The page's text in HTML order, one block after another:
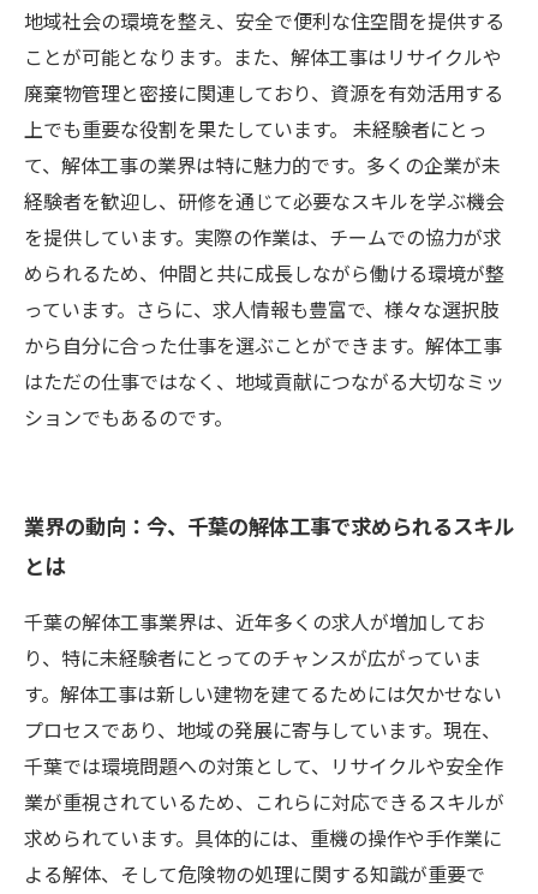
地域社会の環境を整え、安全で便利な住空間を提供する
ことが可能となります。また、解体工事はリサイクルや
廃棄物管理と密接に関連しており、資源を有効活用する
上でも重要な役割を果たしています。 未経験者にとっ
て、解体工事の業界は特に魅力的です。多くの企業が未
経験者を歓迎し、研修を通じて必要なスキルを学ぶ機会
を提供しています。実際の作業は、チームでの協力が求
められるため、仲間と共に成長しながら働ける環境が整
っています。さらに、求人情報も豊富で、様々な選択肢
から自分に合った仕事を選ぶことができます。解体工事
はただの仕事ではなく、地域貢献につながる大切なミッ
ションでもあるのです。
業界の動向：今、千葉の解体工事で求められるスキル
とは
千葉の解体工事業界は、近年多くの求人が増加してお
り、特に未経験者にとってのチャンスが広がっていま
す。解体工事は新しい建物を建てるためには欠かせない
プロセスであり、地域の発展に寄与しています。現在、
千葉では環境問題への対策として、リサイクルや安全作
業が重視されているため、これらに対応できるスキルが
求められています。具体的には、重機の操作や手作業に
よる解体、そして危険物の処理に関する知識が重要で